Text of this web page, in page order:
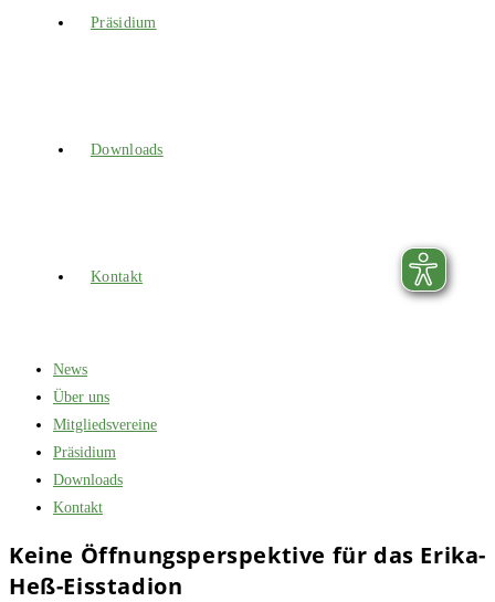
Präsidium
Downloads
Kontakt
News
Über uns
Mitgliedsvereine
Präsidium
Downloads
Kontakt
Keine Öffnungsperspektive für das Erika-
Heß-Eisstadion